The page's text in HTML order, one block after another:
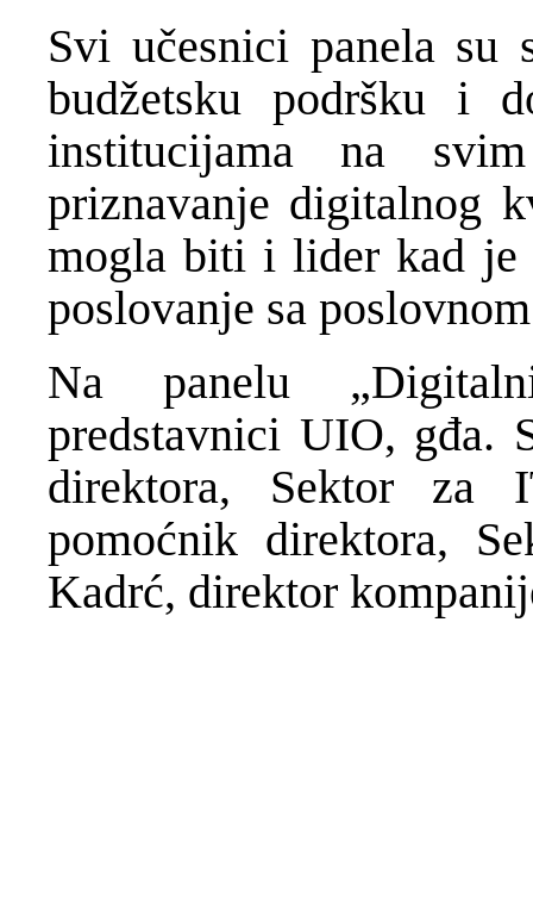
Svi učesnici panela su
budžetsku podršku i
institucijama na
priznavanje digitalnog
mogla biti i lider kad je
poslovanje sa
Na panelu
predstavnici UIO, gđa.
direktora, Sektor za
pomoćnik direktora,
Kadrć, direktor